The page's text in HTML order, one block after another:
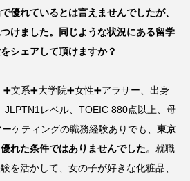
優れているとは言えませんでしたが、
けました。同じような状況にある留学
シェアして頂けますか？
文系➕大学院➕女性➕アラサー、出身
JLPTN1レベル、TOEIC 880点以上、母
ケティングの職務経験ありでも、 東京
れた条件ではありませんでした。就職
を活かして、女の子が好きな化粧品、